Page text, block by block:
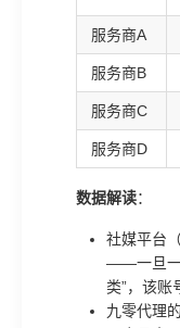
服务商A
服务商B
服务商C
服务商D
数据解读：
社媒平台
——一旦一
类”，该账
九零代理